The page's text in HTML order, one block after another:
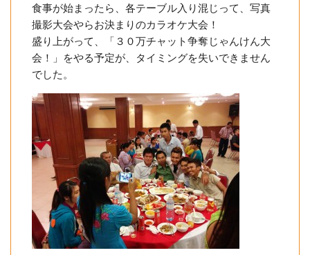
食事が始まったら、各テーブル入り混じって、写真
撮影大会やらお決まりのカラオケ大会！
盛り上がって、「３０万チャット争奪じゃんけん大
会！」をやる予定が、タイミングを失いできません
でした。